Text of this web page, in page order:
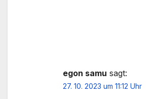
egon samu sagt:
27. 10. 2023 um 11:12 Uhr